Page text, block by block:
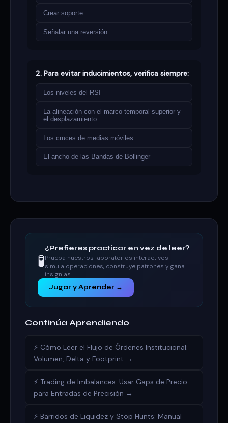
Crear soporte
Señalar una reversión
2. Para evitar inducimientos, verifica siempre:
Los niveles del RSI
La alineación con el marco temporal superior y
el desplazamiento
Los cruces de medias móviles
El ancho de las Bandas de Bollinger
🧪
¿Prefieres practicar en vez de leer?
Prueba nuestros laboratorios interactivos —
simula operaciones, construye patrones y gana
insignias.
Jugar y Aprender →
Continúa Aprendiendo
⚡ Cómo Leer el Flujo de Órdenes Institucional:
Volumen, Delta y Footprint →
⚡ Trading de Imbalances: Usar Gaps de Precio
para Entradas de Precisión →
⚡ Barridos de Liquidez y Stop Hunts: Manual